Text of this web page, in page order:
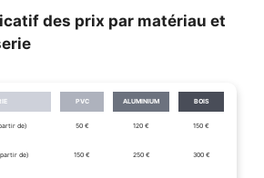
des prix par matériau et
PVC ALUMINIUM BOIS
de) 50 € 120 € 150 €
de) 150 € 250 € 300 €